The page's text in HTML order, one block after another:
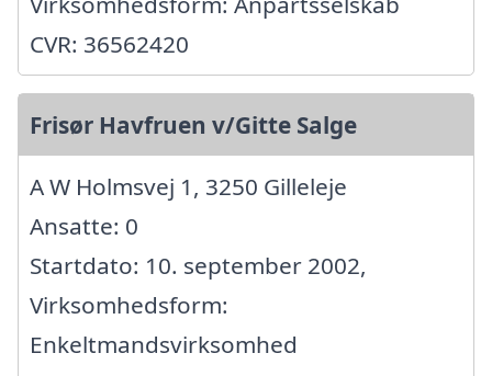
CVR: 36562420
Frisør Havfruen v/Gitte Salge
A W Holmsvej 1, 3250 Gilleleje
Ansatte: 0
Startdato: 10. september 2002,
Virksomhedsform:
Enkeltmandsvirksomhed